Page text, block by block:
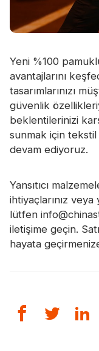
Yeni %100
avantajlarını
tasarımlarınızı
güvenlik
beklentilerinizi
sunmak için tekstil
devam ediyoruz.
Yansıtıcı
ihtiyaçlarınız
lütfen
iletişime geçin.
hayata